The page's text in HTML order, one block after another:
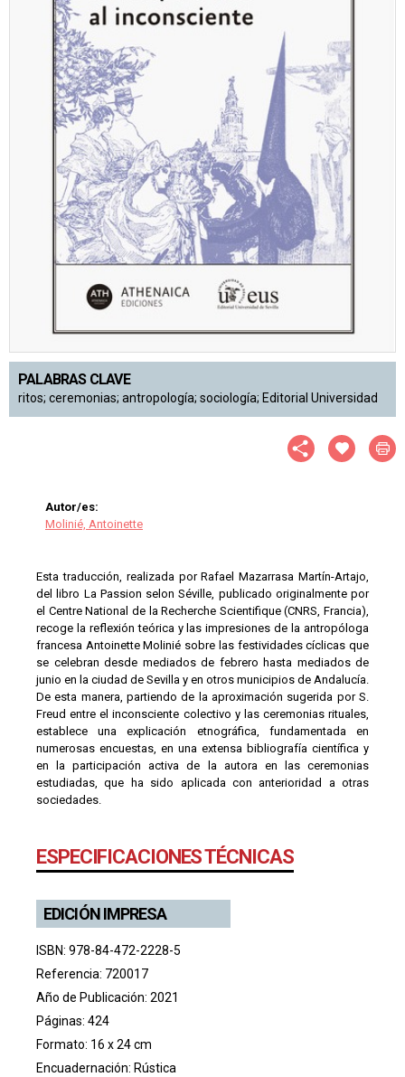
PALABRAS CLAVE
ritos; ceremonias; antropología; sociología; Editorial Universidad
Autor/es:
Molinié, Antoinette
Esta traducción, realizada por Rafael Mazarrasa Martín-Artajo,
del libro La Passion selon Séville, publicado originalmente por
el Centre National de la Recherche Scientifique (CNRS, Francia),
recoge la reflexión teórica y las impresiones de la antropóloga
francesa Antoinette Molinié sobre las festividades cíclicas que
se celebran desde mediados de febrero hasta mediados de
junio en la ciudad de Sevilla y en otros municipios de Andalucía.
De esta manera, partiendo de la aproximación sugerida por S.
Freud entre el inconsciente colectivo y las ceremonias rituales,
establece una explicación etnográfica, fundamentada en
numerosas encuestas, en una extensa bibliografía científica y
en la participación activa de la autora en las ceremonias
estudiadas, que ha sido aplicada con anterioridad a otras
sociedades.
ESPECIFICACIONES TÉCNICAS
EDICIÓN IMPRESA
ISBN: 978-84-472-2228-5
Referencia: 720017
Año de Publicación: 2021
Páginas: 424
Formato: 16 x 24 cm
Encuadernación: Rústica